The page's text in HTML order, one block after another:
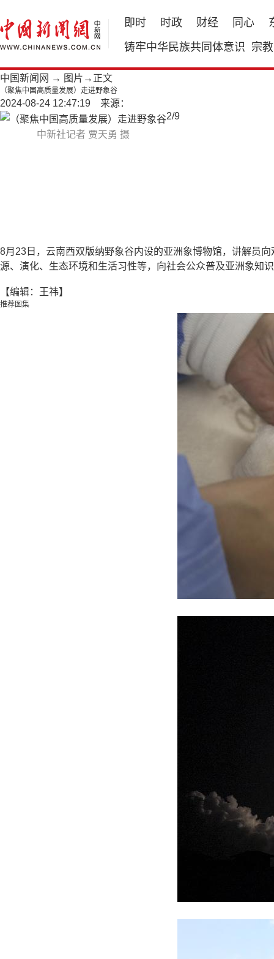
即时 时政 财经 同心
铸牢中华民族共同体意识 宗教
中国新闻网 → 图片 →正文
（聚焦中国高质量发展）走进野象谷
2024-08-24 12:47:19 来源：
中新社记者 贾天勇 摄
2/9
8月23日，云南西双版纳野象谷内设的亚洲象博物馆，讲解员
源、演化、生态环境和生活习性等，向社会公众普及亚洲象知
【编辑：王祎】
推荐图集